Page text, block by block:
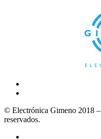
© Electrónica Gimeno 2018
reservados.